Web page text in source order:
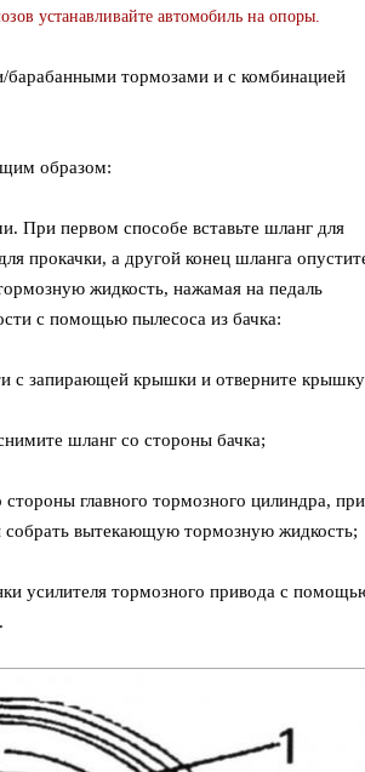
устанавливайте автомобиль на опоры.
барабанными тормозами и с комбинацией
образом:
При первом способе вставьте шланг для
прокачки, а другой конец шланга
жидкость, нажамая на педаль
с помощью пылесоса из бачка:
с запирающей крышки и отверните
шланг со стороны бачка;
главного тормозного цилиндра, при
собрать вытекающую тормозную жидкость;
усилителя тормозного привода с